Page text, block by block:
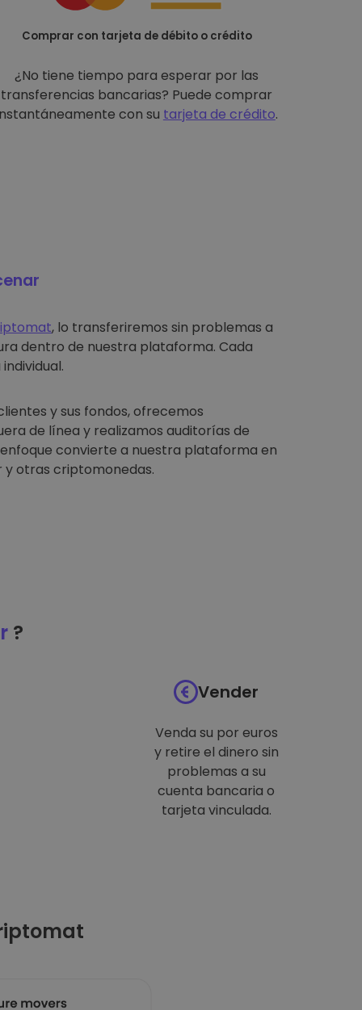
Comprar con tarjeta de débito o crédito
¿No tiene tiempo para esperar por las
transferencias bancarias? Puede comprar
con su tarjeta de crédito.
, lo transferiremos sin problemas a
dentro de nuestra plataforma. Cada
y sus fondos, ofrecemos
de línea y realizamos auditorías de
convierte a nuestra plataforma en
otras criptomonedas.
?
Vender
Venda su por euros
y retire el dinero sin
problemas a su
cuenta bancaria o
tarjeta vinculada.